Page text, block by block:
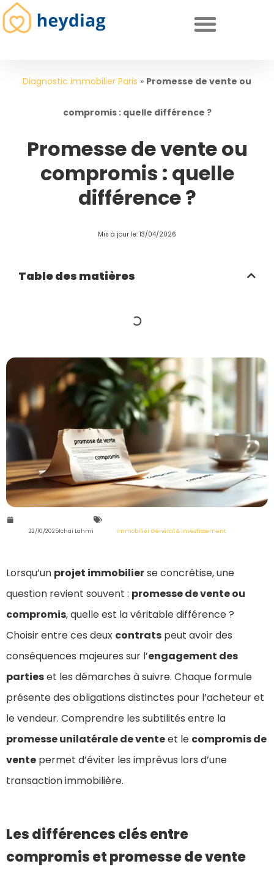
Diagnostic immobilier Paris » Promesse de vente ou
compromis : quelle différence ?
Promesse de vente ou
compromis : quelle
différence ?
Mis à jour le: 13/04/2026
Table des matières
22/10/2025Ichaï Lahmi Immobilier Général & Investissement
Lorsqu’un projet immobilierse concrétise, une
question revient souvent : promesse de vente ou
compromis, quelle est la véritable différence ?
Choisir entre ces deux contrats peut avoir des
conséquences majeures sur l’engagement des
partieset les démarches à suivre. Chaque formule
présente des obligations distinctes pour l’acheteur et
le vendeur. Comprendre les subtilités entre la
promesse unilatérale de venteet le compromis de
vente permet d’éviter les imprévus lors d’une
transaction immobilière.
Les différences clés entre
compromis et promesse de vente